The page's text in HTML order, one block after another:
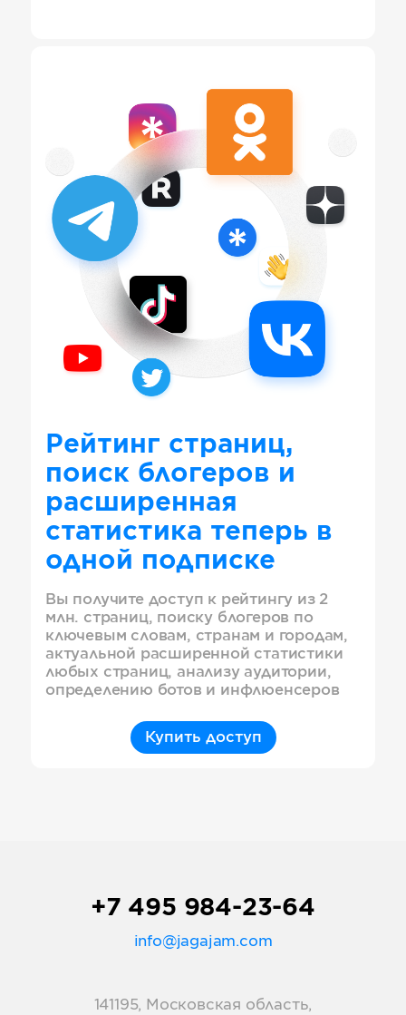
Рейтинг страниц,
поиск блогеров и
расширенная
статистика теперь в
одной подписке
Вы получите доступ к рейтингу из 2
млн. страниц, поиску блогеров по
ключевым словам, странам и городам,
актуальной расширенной статистики
любых страниц, анализу аудитории,
определению ботов и инфлюенсеров
Купить доступ
+7 495 984-23-64
info@jagajam.com
141195, Московская область,